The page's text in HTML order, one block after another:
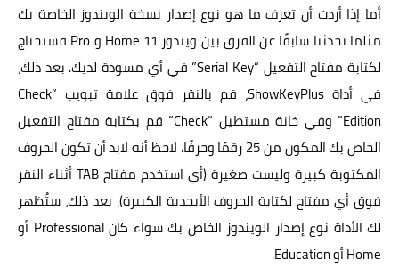
أما إذا أردت أن تعرف ما هو نوع إصدار نسخة الويندوز الخاصة بك
مثلما تحدثنا سابقًا عن الفرق بين ويندوز 11 Home و Pro فستحتاج
لكتابة مفتاح التفعيل “Serial Key” في أي مسودة لديك. بعد ذلك،
في أداة ShowKeyPlus، قم بالنقر فوق علامة تبويب “Check
Edition” وفي خانة مستطيل “Check” قم بكتابة مفتاح التفعيل
الخاص بك المكون من 25 رقمًا وحرفًا. لاحظ أنه لابد أن تكون الحروف
المكتوبة كبيرة وليست صغيرة (أي استخدم مفتاح TAB أثناء النقر
فوق أي مفتاح لكتابة الحروف الأبجدية الكبيرة). بعد ذلك، ستُظهر
لك الأداة نوع إصدار الويندوز الخاص بك سواء كان Professional أو
Home أو Education.